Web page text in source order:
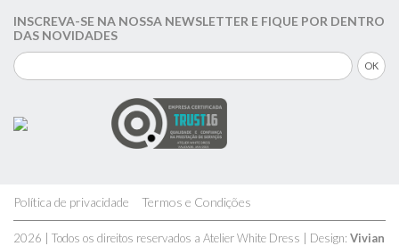
INSCREVA-SE NA NOSSA NEWSLETTER E FIQUE POR DENTRO
DAS NOVIDADES
Política de privacidade Termos e Condições
2026 | Todos os direitos reservados a Atelier White Dress | Design: Vivian